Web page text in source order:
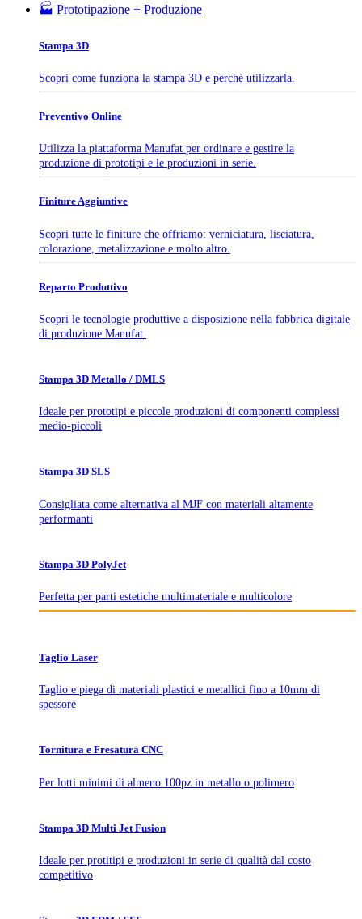
🏭 Prototipazione + Produzione
Stampa 3D
Scopri come funziona la stampa 3D e perchè utilizzarla.
Preventivo Online
Utilizza la piattaforma Manufat per ordinare e gestire la
produzione di prototipi e le produzioni in serie.
Finiture Aggiuntive
Scopri tutte le finiture che offriamo: verniciatura, lisciatura,
colorazione, metalizzazione e molto altro.
Reparto Produttivo
Scopri le tecnologie produttive a disposizione nella fabbrica digitale
di produzione Manufat.
Stampa 3D Metallo / DMLS
Ideale per prototipi e piccole produzioni di componenti complessi
medio-piccoli
Stampa 3D SLS
Consigliata come alternativa al MJF con materiali altamente
performanti
Stampa 3D PolyJet
Perfetta per parti estetiche multimateriale e multicolore
Taglio Laser
Taglio e piega di materiali plastici e metallici fino a 10mm di
spessore
Tornitura e Fresatura CNC
Per lotti minimi di almeno 100pz in metallo o polimero
Stampa 3D Multi Jet Fusion
Ideale per protitipi e produzioni in serie di qualità dal costo
competitivo